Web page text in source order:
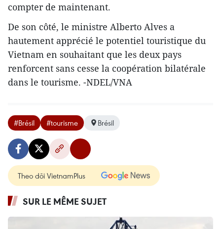
compter de maintenant.
De son côté, le ministre Alberto Alves a
hautement apprécié le potentiel touristique du
Vietnam en souhaitant que les deux pays
renforcent sans cesse la coopération bilatérale
dans le tourisme. -NDEL/VNA
#Brésil #tourisme Brésil
Theo dõi VietnamPlus
SUR LE MÊME SUJET